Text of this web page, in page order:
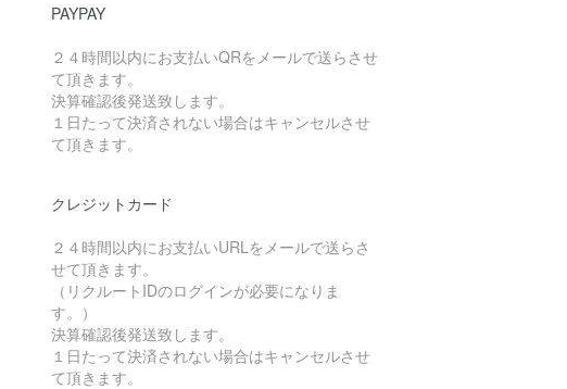
PAYPAY
２４時間以内にお支払いQRをメールで送らさせ
て頂きます。
決算確認後発送致します。
１日たって決済されない場合はキャンセルさせ
て頂きます。
クレジットカード
２４時間以内にお支払いURLをメールで送らさ
せて頂きます。
（リクルートIDのログインが必要になりま
す。）
決算確認後発送致します。
１日たって決済されない場合はキャンセルさせ
て頂きます。